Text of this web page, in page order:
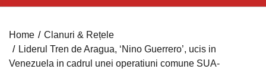
menu
Home
Clanuri & Rețele
Liderul Tren de Aragua, ‘Nino Guerrero’, ucis in
Venezuela in cadrul unei operatiuni comune SUA-